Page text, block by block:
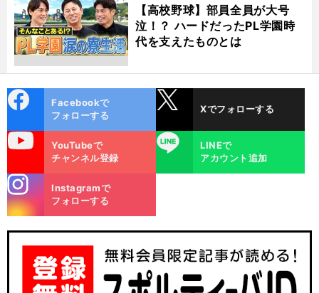
【高校野球】部員全員が大号
泣！？ ハードだったPL学園時
代を支えたものとは
動画
ok
Facebookで
フォローする
Xでフォローする
YouTubeで
チャンネル登録
LINE
LINEで
アカウント追加
m
Instagramで
フォローする